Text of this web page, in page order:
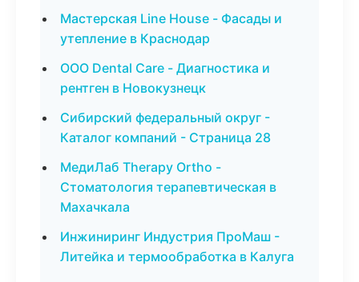
Мастерская Line House - Фасады и
утепление в Краснодар
ООО Dental Care - Диагностика и
рентген в Новокузнецк
Сибирский федеральный округ -
Каталог компаний - Страница 28
МедиЛаб Therapy Ortho -
Стоматология терапевтическая в
Махачкала
Инжиниринг Индустрия ПроМаш -
Литейка и термообработка в Калуга